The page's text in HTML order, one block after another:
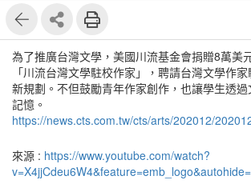
為了推廣台灣文學，美國川流基金會捐贈8萬美
「川流台灣文學駐校作家」，聘請台灣文學作
新規劃。不但鼓勵青年作家創作，也讓學生透
記憶。
https://news.cts.com.tw/cts/arts/202012/
來源 : https://www.youtube.com/watch?